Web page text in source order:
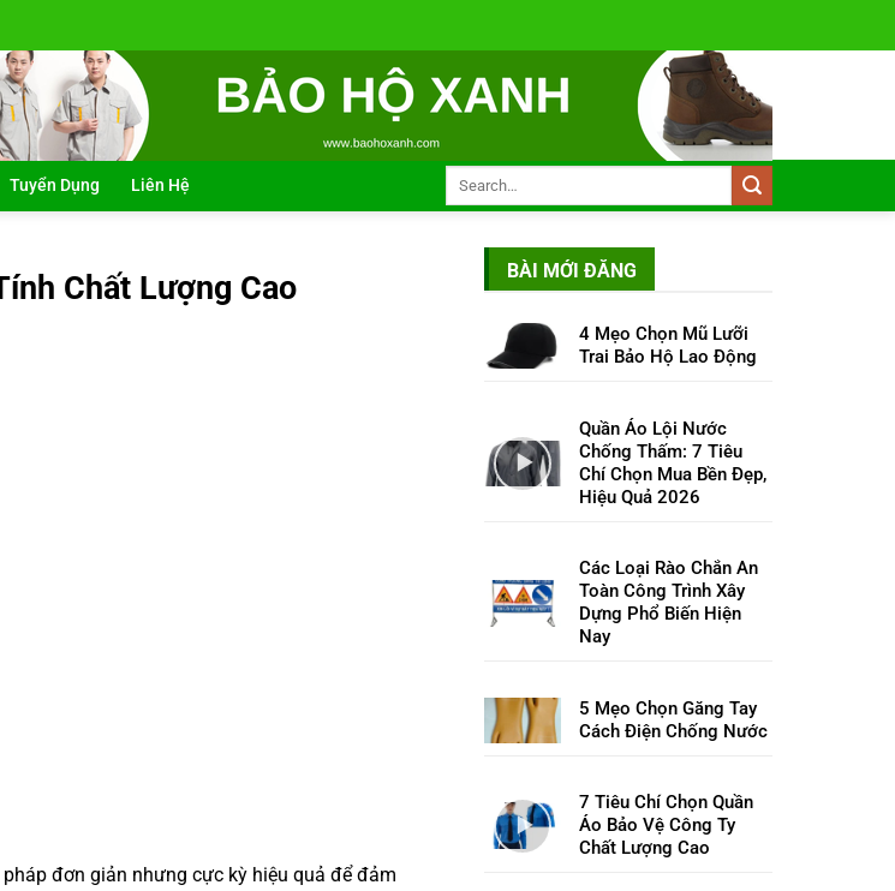
Tuyển Dụng Liên Hệ
Chất Lượng Cao
đơn giản nhưng cực kỳ hiệu quả để đảm
BÀI MỚI ĐĂNG
4 Mẹo Chọn Mũ Lưỡi
Trai Bảo Hộ Lao Động
Quần Áo Lội Nước
Chống Thấm: 7 Tiêu
Chí Chọn Mua Bền Đẹp,
Hiệu Quả 2026
Các Loại Rào Chắn An
Toàn Công Trình Xây
Dựng Phổ Biến Hiện
Nay
5 Mẹo Chọn Găng Tay
Cách Điện Chống Nước
7 Tiêu Chí Chọn Quần
Áo Bảo Vệ Công Ty
Chất Lượng Cao